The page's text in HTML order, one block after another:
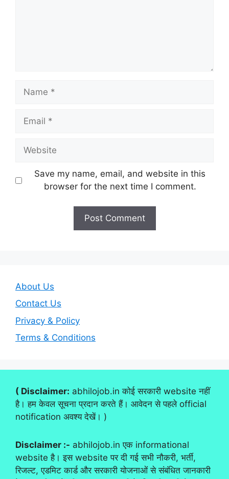
Save my name, email, and website in this
browser for the next time I comment.
About Us
Contact Us
Privacy & Policy
Terms & Conditions
( Disclaimer: abhilojob.in कोई सरकारी website नहीं
है। हम केवल सूचना प्रदान करते हैं। आवेदन से पहले official
notification अवश्य देखें। )
Disclaimer :- abhilojob.in एक informational
website है। इस website पर दी गई सभी नौकरी, भर्ती,
रिजल्ट, एडमिट कार्ड और सरकारी योजनाओं से संबंधित जानकारी